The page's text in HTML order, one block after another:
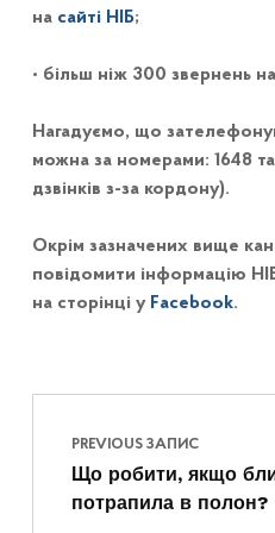
на сайті НІБ;
• більш ніж 300 звернень
Нагадуємо, що
можна за номерами: 1648
дзвінків з-за кордону).
Окрім зазначених вище
повідомити інформацію
на сторінці у Facebook.
Skip back to main navigation
Навігація записів
PREVIOUS ЗАПИС
Що робити, якщо
потрапила в полон?